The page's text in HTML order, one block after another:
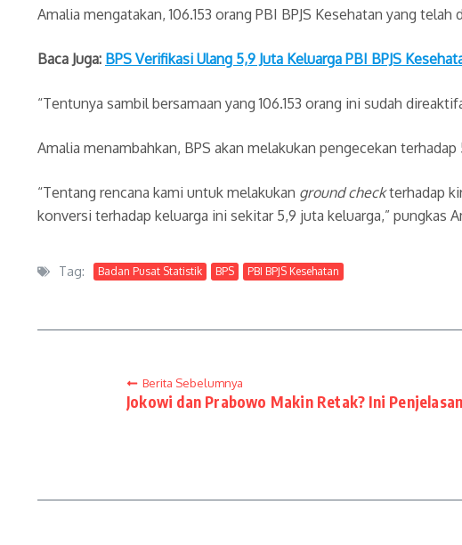
Amalia mengatakan, 106.153 orang PBI BPJS Kesehatan yang
Baca Juga: BPS Verifikasi Ulang 5,9 Juta Keluarga PBI BPJS
“Tentunya sambil bersamaan yang 106.153 orang ini sudah
Amalia menambahkan, BPS akan melakukan pengecekan
“Tentang rencana kami untuk melakukan ground checkterhadap
konversi terhadap keluarga ini sekitar 5,9 juta keluarga,” pungkas
Tag: Badan Pusat Statistik BPS PBI BPJS Kesehatan
Berita Sebelumnya
Jokowi dan Prabowo Makin Retak? Ini